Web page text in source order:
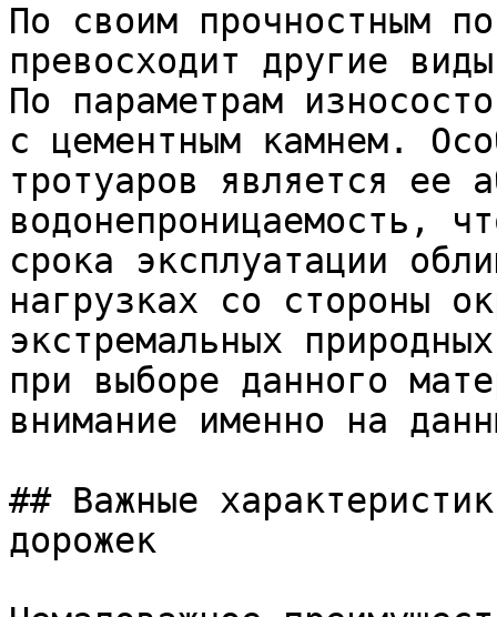
По своим прочностным
превосходит другие
По параметрам
с цементным камнем.
тротуаров является ее
водонепроницаемость,
срока эксплуатации
нагрузках со стороны
экстремальных
при выборе данного
внимание именно на
## Важные
дорожек